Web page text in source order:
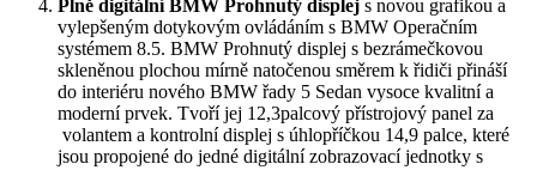
Plně digitální BMW Prohnutý displej s novou grafikou a
vylepšeným dotykovým ovládáním s BMW Operačním
systémem 8.5. BMW Prohnutý displej s bezrámečkovou
skleněnou plochou mírně natočenou směrem k řidiči přináší
do interiéru nového BMW řady 5 Sedan vysoce kvalitní a
moderní prvek. Tvoří jej 12,3palcový přístrojový panel za
volantem a kontrolní displej s úhlopříčkou 14,9 palce, které
jsou propojené do jedné digitální zobrazovací jednotky s